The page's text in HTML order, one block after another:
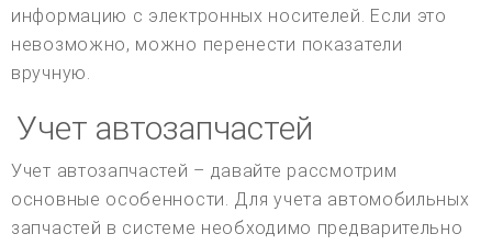
информацию с электронных носителей. Если это
невозможно, можно перенести показатели
вручную.
Учет автозапчастей
Учет автозапчастей – давайте рассмотрим
основные особенности. Для учета автомобильных
запчастей в системе необходимо предварительно